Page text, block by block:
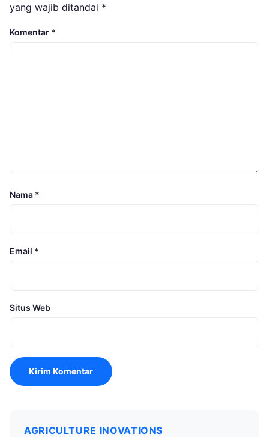
yang wajib ditandai *
Komentar *
Nama *
Email *
Situs Web
AGRICULTURE INOVATIONS